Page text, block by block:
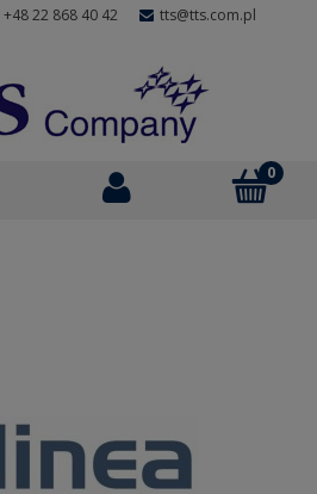
+48 22 868 40 42 tts@tts.com.pl